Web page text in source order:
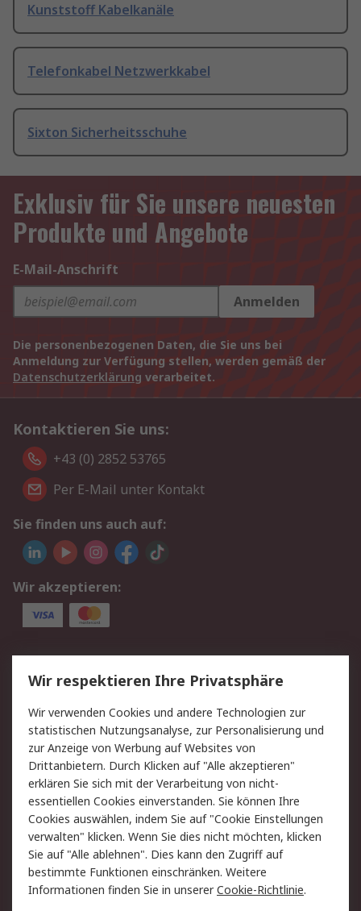
Kunststoff Kabelkanäle
Telefonkabel Netzwerkkabel
Sixton Sicherheitsschuhe
Exklusiv für Sie unsere neuesten
Produkte und Angebote
E-Mail-Anschrift
Anmelden
Die personenbezogenen Daten, die Sie uns bei
Anmeldung zur Verfügung stellen, werden gemäß der
Datenschutzerklärung verarbeitet.
Kontaktieren Sie uns:
+43 (0) 2852 53765
Per E-Mail unter Kontakt
Sie finden uns auch auf:
Wir akzeptieren:
Service
Value Added Services
Lieferlösungen
Rücksendung/Entsorgung Kontakt
Hilfe
Rechtliches
RS Verkaufs- und
Lieferbedingungen
Datenschutz
Cookie-Richtlinie
Zahlungsbedingungen
Impressum
Webseite Konditionen
Wir respektieren Ihre Privatsphäre
Wir verwenden Cookies und andere Technologien zur
statistischen Nutzungsanalyse, zur Personalisierung und
zur Anzeige von Werbung auf Websites von
Drittanbietern. Durch Klicken auf "Alle akzeptieren"
erklären Sie sich mit der Verarbeitung von nicht-
essentiellen Cookies einverstanden. Sie können Ihre
Cookies auswählen, indem Sie auf "Cookie Einstellungen
verwalten" klicken. Wenn Sie dies nicht möchten, klicken
Sie auf "Alle ablehnen". Dies kann den Zugriff auf
bestimmte Funktionen einschränken. Weitere
Informationen finden Sie in unsererCookie-Richtlinie.